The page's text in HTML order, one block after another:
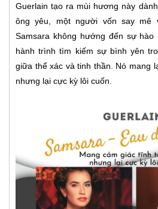
Guerlain tạo ra mùi hương này
ông yêu, một người vốn say mê
Samsara không hướng đến sự
hành trình tìm kiếm sự bình yên
giữa thể xác và tinh thần. Nó mang
nhưng lại cực kỳ lôi cuốn.